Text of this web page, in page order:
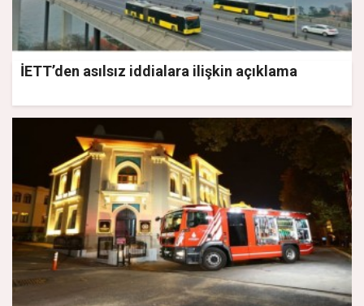
İETT’den asılsız iddialara ilişkin açıklama